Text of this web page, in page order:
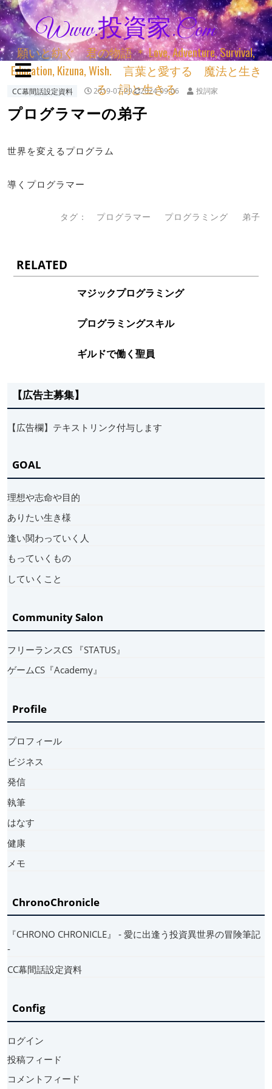
Www.投資家.com
願いと紡ぐ 君の物語 ＊ Love, Adventure, Survival,
Education, Kizuna, Wish. 言葉と愛する 魔法と生き
る 詞と生きる
CC幕間話設定資料 2019-07-29 2024-09-06 投詞家
プログラマーの弟子
世界を変えるプログラム
導くプログラマー
タグ： プログラマー プログラミング 弟子
RELATED
マジックプログラミング
プログラミングスキル
ギルドで働く聖員
【広告主募集】
【広告欄】テキストリンク付与します
GOAL
理想や志命や目的
ありたい生き様
逢い関わっていく人
もっていくもの
していくこと
Community Salon
フリーランスCS 『STATUS』
ゲームCS『Academy』
Profile
プロフィール
ビジネス
発信
執筆
はなす
健康
メモ
ChronoChronicle
『CHRONO CHRONICLE』 ‐ 愛に出逢う投資異世界の冒険筆記
‐
CC幕間話設定資料
Config
ログイン
投稿フィード
コメントフィード